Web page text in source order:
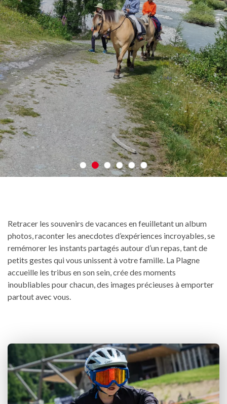
Retracer les souvenirs de vacances en feuilletant un album
photos, raconter les anecdotes d’expériences incroyables, se
remémorer les instants partagés autour d’un repas, tant de
petits gestes qui vous unissent à votre famille. La Plagne
accueille les tribus en son sein, crée des moments
inoubliables pour chacun, des images précieuses à emporter
partout avec vous.